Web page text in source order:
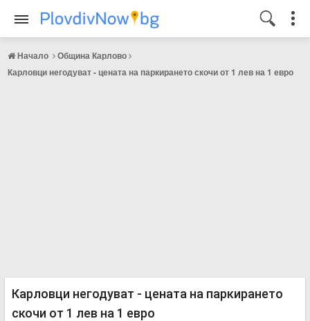
Начало
Община Карлово
Карловци негодуват - цената на паркирането скочи от 1 лев на 1 евро
Карловци негодуват - цената на паркирането
скочи от 1 лев на 1 евро